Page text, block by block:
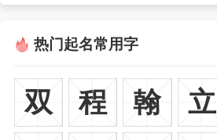
热门起名常用字
双 程 翰 立